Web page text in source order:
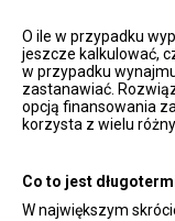
O ile w przypadku
jeszcze kalkulować,
w przypadku
zastanawiać.
opcją finansowania
korzysta z wielu
Co to jest
W największym